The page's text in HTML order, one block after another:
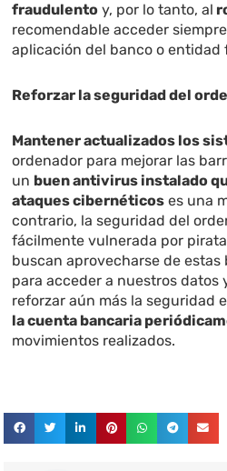
fraudulento y, por lo tanto, al
recomendable acceder
aplicación del banco o entidad
Reforzar la seguridad del
Mantener actualizados los
ordenador para mejorar las
un buen antivirus instalado
ataques cibernéticos es una
contrario, la seguridad del
fácilmente vulnerada por
buscan aprovecharse de
para acceder a nuestros datos
reforzar aún más la seguridad
la cuenta bancaria
movimientos realizados.